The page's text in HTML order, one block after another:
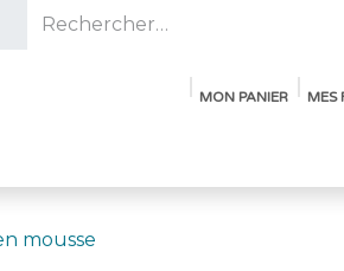
MON PANIER MES
mousse